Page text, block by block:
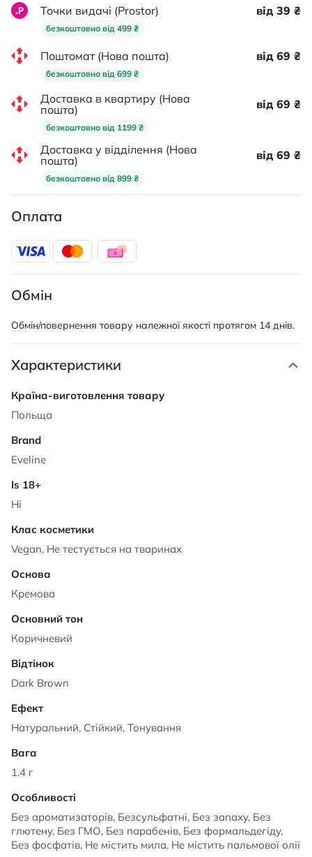
Точки видачі (Prostor)
безкоштовно від 499 ₴
від 39 ₴
Поштомат (Нова пошта)
безкоштовно від 699 ₴
від 69 ₴
Доставка в квартиру (Нова
пошта)
безкоштовно від 1199 ₴
від 69 ₴
Доставка у відділення (Нова
пошта)
безкоштовно від 899 ₴
від 69 ₴
Оплата
Обмін
Обмін/повернення товару належної якості протягом 14 днів.
Характеристики
Характеристики
Польща
Eveline
Ні
Vegan, Не тестується на тваринах
Кремова
Коричневий
Dark Brown
Натуральний, Стійкий, Тонування
1.4 г
Без ароматизаторів, Безсульфатні, Без запаху, Без
глютену, Без ГМО, Без парабенів, Без формальдегіду,
Без фосфатів, Не містить мила, Не містить пальмової олії